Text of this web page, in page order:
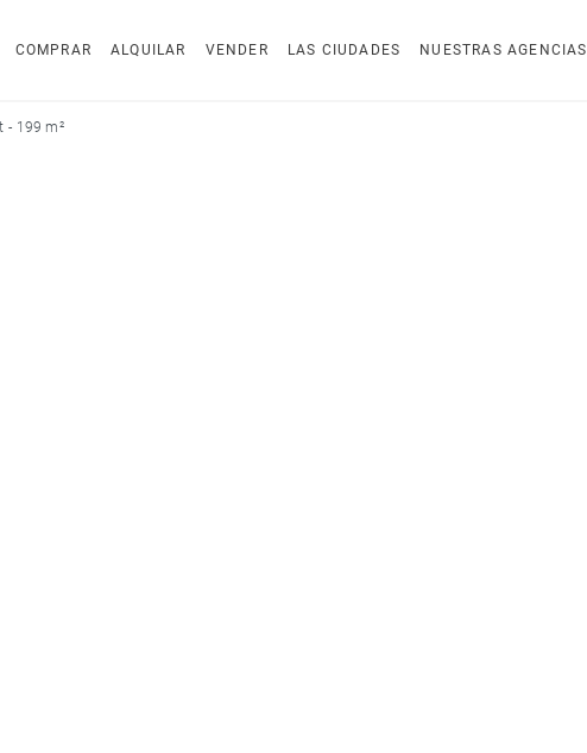
COMPRAR ALQUILAR VENDER LAS CIUDADES NUESTRAS AGENCIAS
- 199 m²